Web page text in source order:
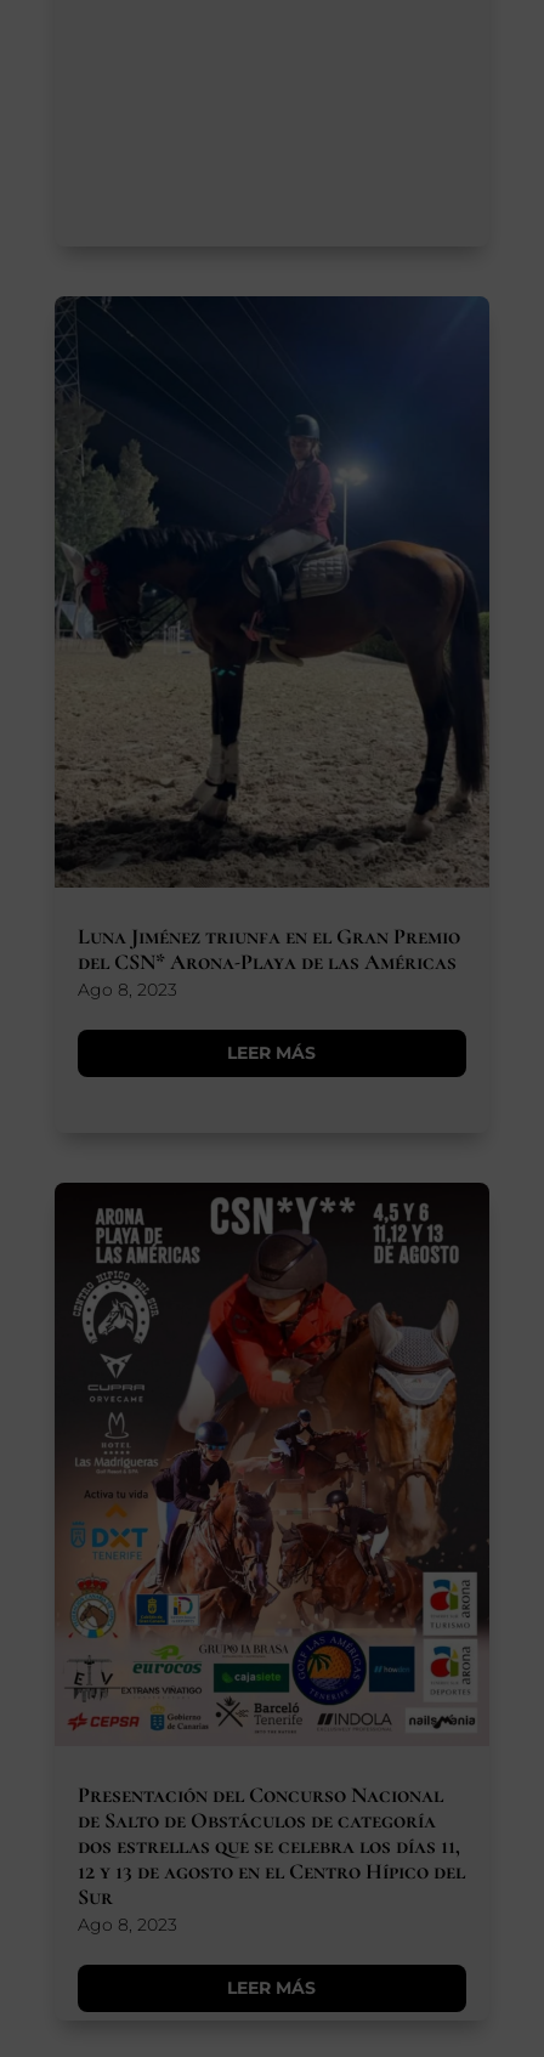
Luna Jiménez triunfa en el Gran Premio
del CSN* Arona-Playa de las Américas
Ago 8, 2023
LEER MÁS
Presentación del Concurso Nacional
de Salto de Obstáculos de categoría
dos estrellas que se celebra los días 11,
12 y 13 de agosto en el Centro Hípico del
Sur
Ago 8, 2023
LEER MÁS